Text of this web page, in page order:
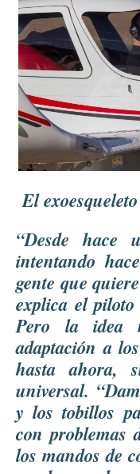
El
“Desde hace
intentando
gente que
explica el
Pero la idea
adaptación a
hasta ahora,
universal.
y los tobillos
con problemas
los mandos de